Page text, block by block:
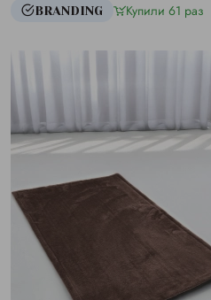
BRANDING Купили 61 раз